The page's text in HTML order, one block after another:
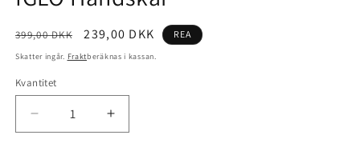
Ordinarie
pris
399,00 DKK Försäljningspris
239,00 DKK REA
Skatter ingår. Fraktberäknas i kassan.
Kvantitet
Kvantitet
Minska
kvantitet
Öka
kvantitet